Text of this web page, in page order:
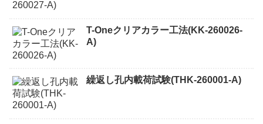
T-Oneクリアカラー工法(KK-260026-
A)
繰返し孔内載荷試験(THK-260001-A)